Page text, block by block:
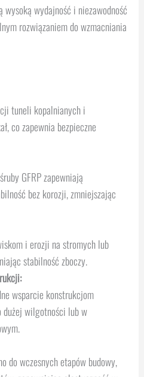
wysoką wydajność i niezawodność
rozwiązaniem do wzmacniania
tuneli kopalnianych i
co zapewnia bezpieczne
GFRP zapewniają
bez korozji, zmniejszając
i erozji na stromych lub
stabilność zboczy.
wsparcie konstrukcjom
dużej wilgotności lub w
do wczesnych etapów budowy,